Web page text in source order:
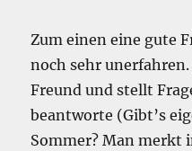
Zum einen eine gute
noch sehr
Freund und stellt
beantworte (Gibt’s
Sommer? Man merkt